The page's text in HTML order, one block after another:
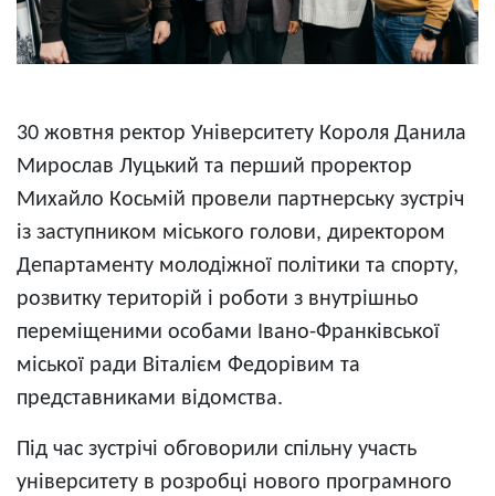
30 жовтня ректор Університету Короля Данила
Мирослав Луцький та перший проректор
Михайло Косьмій провели партнерську зустріч
із заступником міського голови, директором
Департаменту молодіжної політики та спорту,
розвитку територій і роботи з внутрішньо
переміщеними особами Івано-Франківської
міської ради Віталієм Федорівим та
представниками відомства.
Під час зустрічі обговорили спільну участь
університету в розробці нового програмного